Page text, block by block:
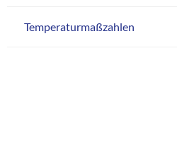
Temperaturmaßzahlen